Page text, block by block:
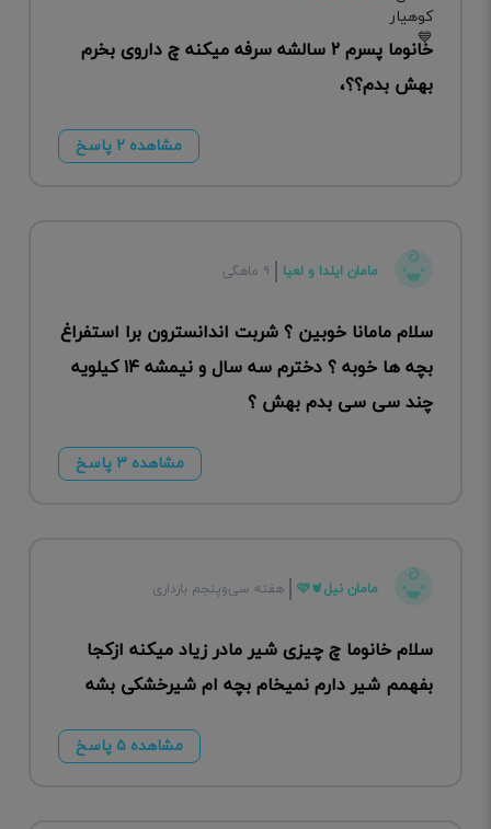
خانوما پسرم ۲ سالشه سرفه میکنه چ داروی بخرم
بهش بدم؟؟،
مشاهده ۲ پاسخ
مامان ایلدا و لعیا ۹ ماهگی
سلام مامانا خوبین ؟ شربت اندانسترون برا استفراغ
بچه ها خوبه ؟ دخترم سه سال و نیمشه ۱۴ کیلویه
چند سی سی بدم بهش ؟
مشاهده ۳ پاسخ
مامان نیل🩷🫀 هفته سی‌وپنجم بارداری
سلام خانوما چ چیزی شیر مادر زیاد میکنه ازکجا
بفهمم شیر دارم نمیخام بچه ام شیرخشکی بشه
مشاهده ۵ پاسخ